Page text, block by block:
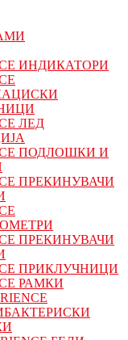
ИНДИКАТОРИ
ЛЕД
ПОДЛОШКИ И
ПРЕКИНУВАЧИ
ПРЕКИНУВАЧИ
ПРИКЛУЧНИЦИ
РАМКИ